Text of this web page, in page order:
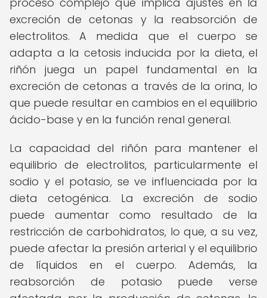
excreción de cetonas y la reabsorción de
electrolitos. A medida que el cuerpo se
adapta a la cetosis inducida por la dieta, el
riñón juega un papel fundamental en la
excreción de cetonas a través de la orina, lo
que puede resultar en cambios en el equilibrio
ácido-base y en la función renal general.
La capacidad del riñón para mantener el
equilibrio de electrolitos, particularmente el
sodio y el potasio, se ve influenciada por la
dieta cetogénica. La excreción de sodio
puede aumentar como resultado de la
restricción de carbohidratos, lo que, a su vez,
puede afectar la presión arterial y el equilibrio
de líquidos en el cuerpo. Además, la
reabsorción de potasio puede verse